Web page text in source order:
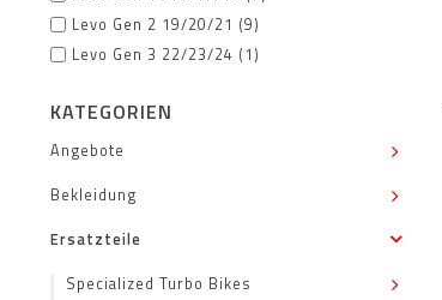
Levo Gen 2 19/20/21 (9)
Levo Gen 3 22/23/24 (1)
KATEGORIEN
Angebote
Bekleidung
Ersatzteile
Specialized Turbo Bikes